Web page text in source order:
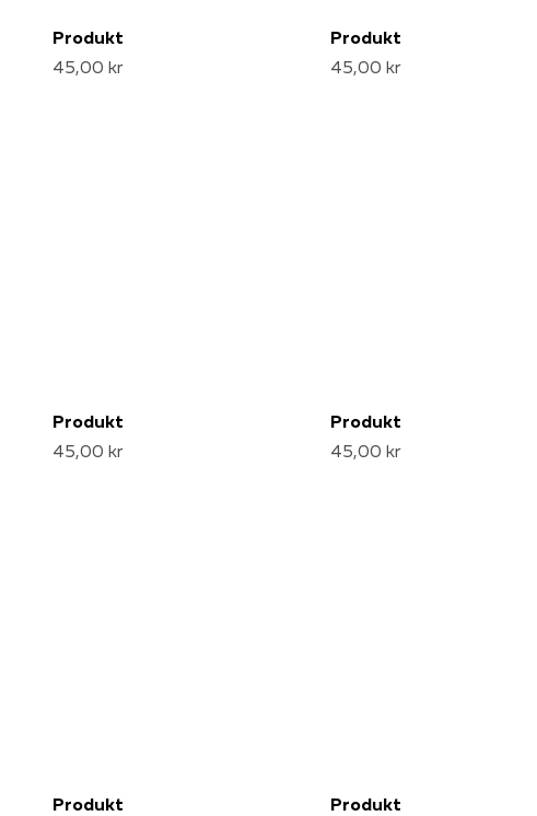
Produkt
45,00 kr
Produkt
45,00 kr
Produkt
45,00 kr
Produkt
45,00 kr
Produkt
Produkt